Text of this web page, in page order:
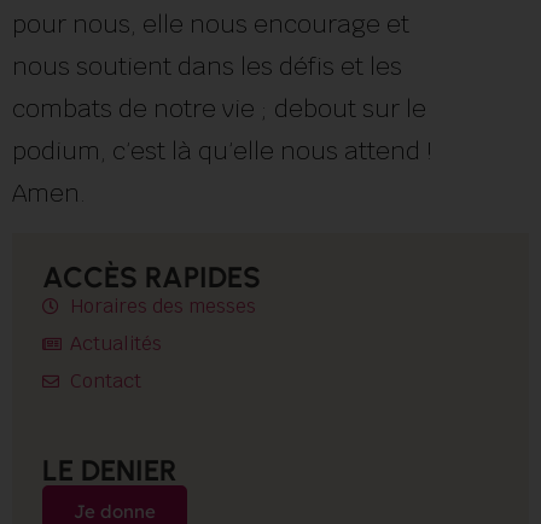
pour nous, elle nous encourage et
nous soutient dans les défis et les
combats de notre vie ; debout sur le
podium, c’est là qu’elle nous attend !
Amen.
ACCÈS RAPIDES
Horaires des messes
Actualités
Contact
LE DENIER
Je donne